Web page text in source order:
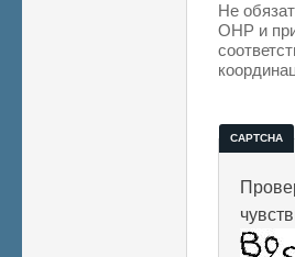
Не
ОНР и при
CAPTCHA